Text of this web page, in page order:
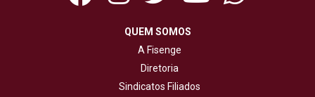
QUEM SOMOS
A Fisenge
Diretoria
Sindicatos Filiados